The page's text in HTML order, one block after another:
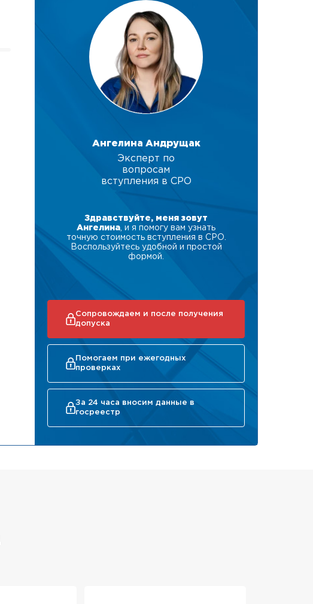
Ангелина Андрущак
Эксперт по
вопросам
вступления в СРО
Здравствуйте, меня зовут
Ангелина , и я помогу вам узнать
точную стоимость вступления в СРО.
Воспользуйтесь удобной и простой
формой.
Сопровождаем и после получения
допуска
Помогаем при ежегодных
проверках
За 24 часа вносим данные в
госреестр